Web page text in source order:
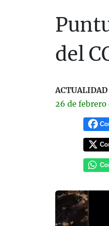
del
ACTUALIDAD
26 de febrero